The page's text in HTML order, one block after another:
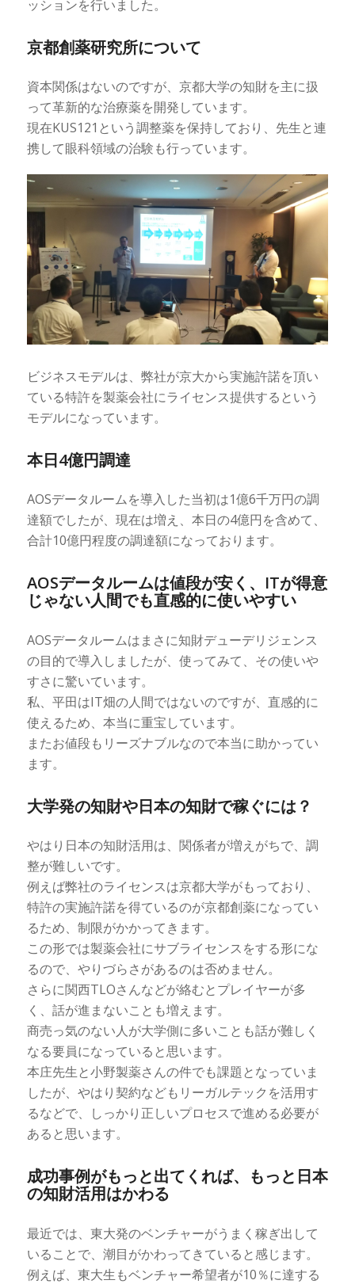
ッションを行いました。
京都創薬研究所について
資本関係はないのですが、京都大学の知財を主に扱
って革新的な治療薬を開発しています。
現在KUS121という調整薬を保持しており、先生と連
携して眼科領域の治験も行っています。
ビジネスモデルは、弊社が京大から実施許諾を頂い
ている特許を製薬会社にライセンス提供するという
モデルになっています。
本日4億円調達
AOSデータルームを導入した当初は1億6千万円の調
達額でしたが、現在は増え、本日の4億円を含めて、
合計10億円程度の調達額になっております。
AOSデータルームは値段が安く、ITが得意
じゃない人間でも直感的に使いやすい
AOSデータルームはまさに知財デューデリジェンス
の目的で導入しましたが、使ってみて、その使いや
すさに驚いています。
私、平田はIT畑の人間ではないのですが、直感的に
使えるため、本当に重宝しています。
またお値段もリーズナブルなので本当に助かってい
ます。
大学発の知財や日本の知財で稼ぐには？
やはり日本の知財活用は、関係者が増えがちで、調
整が難しいです。
例えば弊社のライセンスは京都大学がもっており、
特許の実施許諾を得ているのが京都創薬になってい
るため、制限がかかってきます。
この形では製薬会社にサブライセンスをする形にな
るので、やりづらさがあるのは否めません。
さらに関西TLOさんなどが絡むとプレイヤーが多
く、話が進まないことも増えます。
商売っ気のない人が大学側に多いことも話が難しく
なる要員になっていると思います。
本庄先生と小野製薬さんの件でも課題となっていま
したが、やはり契約などもリーガルテックを活用す
るなどで、しっかり正しいプロセスで進める必要が
あると思います。
成功事例がもっと出てくれば、もっと日本
の知財活用はかわる
最近では、東大発のベンチャーがうまく稼ぎ出して
いることで、潮目がかわってきていると感じます。
例えば、東大生もベンチャー希望者が10％に達する